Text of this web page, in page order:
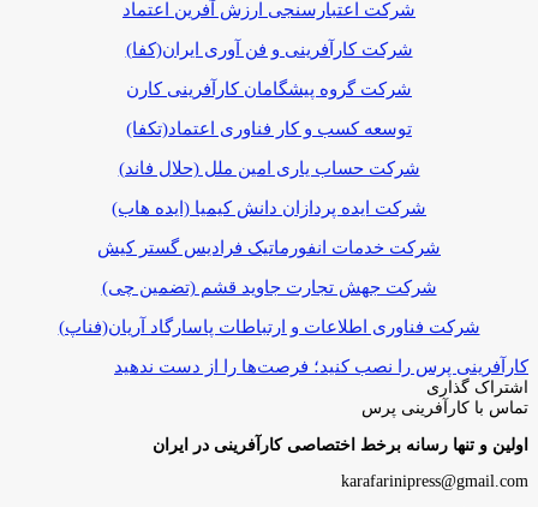
شرکت اعتبارسنجی ارزش آفرین اعتماد
شرکت کارآفرینی و فن آوری ایران(کفا)
شرکت گروه پیشگامان کارآفرینی کارن
توسعه کسب و کار فناوری اعتماد(تکفا)
شرکت حساب یاری امین ملل (حلال فاند)
شرکت ایده پردازان دانش کیمیا (ایده هاب)
شرکت خدمات انفورماتیک فرادیس گستر کیش
شرکت جهش تجارت جاوید قشم (تضمین چی)
شرکت فناوری اطلاعات و ارتباطات پاسارگاد آریان(فناپ)
کارآفرینی پرس را نصب کنید؛ فرصت‌ها را از دست ندهید
اشتراک گذاری
فیس
توئیتر
لینکدین
واتس
تلگرام
اشتراک
از
ایمیل
چاپ
تماس با کارآفرینی پرس
اولین و تنها رسانه برخط اختصاصی کارآفرینی در ایران
karafarinipress@gmail.com